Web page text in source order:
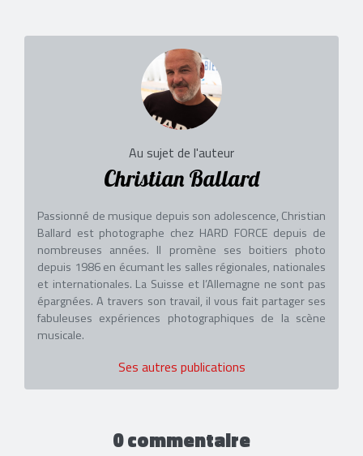
Au sujet de l'auteur
Christian Ballard
Passionné de musique depuis son adolescence, Christian
Ballard est photographe chez HARD FORCE depuis de
nombreuses années. Il promène ses boitiers photo
depuis 1986 en écumant les salles régionales, nationales
et internationales. La Suisse et l’Allemagne ne sont pas
épargnées. A travers son travail, il vous fait partager ses
fabuleuses expériences photographiques de la scène
musicale.
Ses autres publications
0 commentaire